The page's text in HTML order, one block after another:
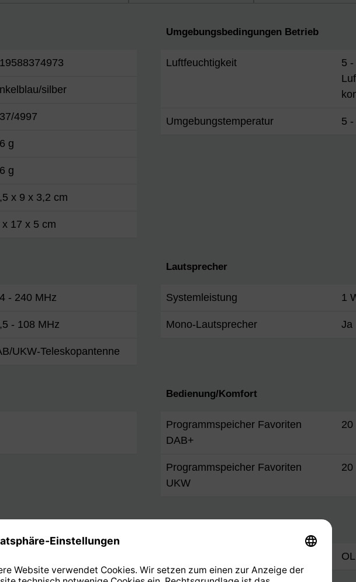
silber
4997
g
g
x 9 x 3,2 cm
x 17 x 5 cm
Umgebungsbedingungen Betrieb
Luftfeuchtigkeit
5
Umgebungstemperatur 5 -
- 240 MHz
- 108 MHz
UKW-Teleskopantenne
Lautsprecher
Systemleistung 1
Mono-Lautsprecher Ja
Bedienung/Komfort
Programmspeicher Favoriten
DAB+
20
Programmspeicher Favoriten
UKW
20